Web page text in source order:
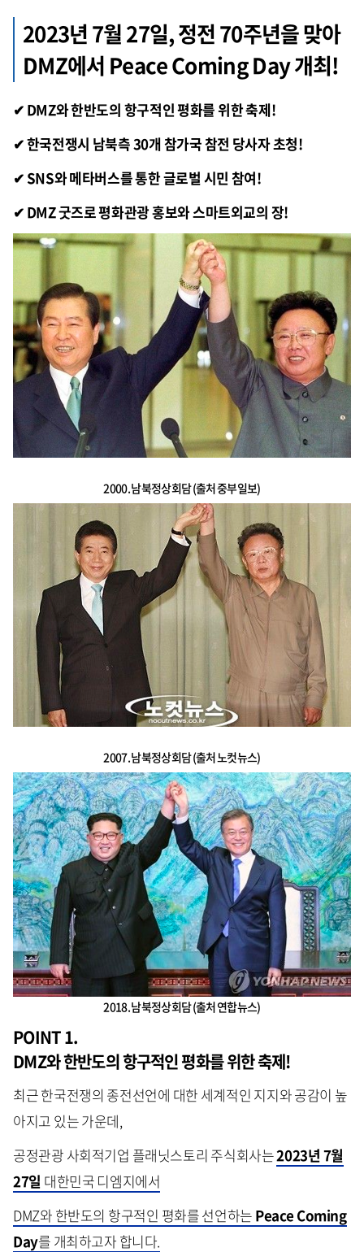
2023년 7월 27일, 정전 70주년을 맞아
DMZ에서 Peace Coming Day 개최!
✔ DMZ와 한반도의 항구적인 평화를 위한 축제!
✔ 한국전쟁시 남북측 30개 참가국 참전 당사자 초청!
✔ SNS와 메타버스를 통한 글로벌 시민 참여!
✔ DMZ 굿즈로 평화관광 홍보와 스마트외교의 장!
2000. 남북정상회담 (출처 중부일보)
2007. 남북정상회담 (출처 노컷뉴스)
2018. 남북정상회담 (출처 연합뉴스)
POINT 1.
DMZ와 한반도의 항구적인 평화를 위한 축제!
최근 한국전쟁의 종전선언에 대한 세계적인 지지와 공감이 높
아지고 있는 가운데,
공정관광 사회적기업 플래닛스토리 주식회사는2023년 7월
27일 대한민국 디엠지에서
DMZ와 한반도의 항구적인 평화를 선언하는 Peace Coming
Day를 개최하고자 합니다.